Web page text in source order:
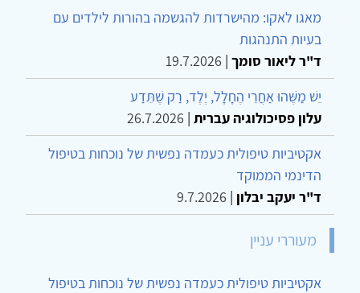
מאגו לאקו: מהישרדות להגשמה בהורות לילדים עם
בעיות התנהגות
ד"ר ליאור סומך |
19.7.2026
יֵשׁ מַשֶּׁהוּ אַחֲרֵי הֶחָלָל, יֶלֶד, רַק שֶׁתֵּדַע
עלון פסיכולוגיה עברית |
26.7.2026
אקטיביות טיפולית כעמדה נפשית של נוכחות בטיפול
הדינמי הממוקד
ד"ר יעקב יבלון |
9.7.2026
מעוררי עניין
אקטיביות טיפולית כעמדה נפשית של נוכחות בטיפול